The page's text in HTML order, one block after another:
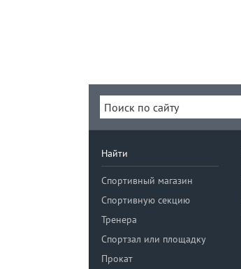
Найти
Спортивный магазин
Спортивную секцию
Тренера
Спортзал или площадку
Прокат